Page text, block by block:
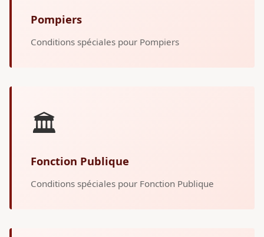
Pompiers
Conditions spéciales pour Pompiers
🏛️
Fonction Publique
Conditions spéciales pour Fonction Publique